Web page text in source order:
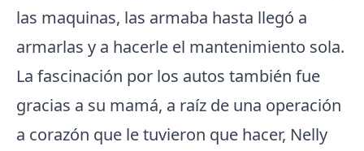
las maquinas, las armaba hasta llegó a
armarlas y a hacerle el mantenimiento sola.
La fascinación por los autos también fue
gracias a su mamá, a raíz de una operación
a corazón que le tuvieron que hacer, Nelly